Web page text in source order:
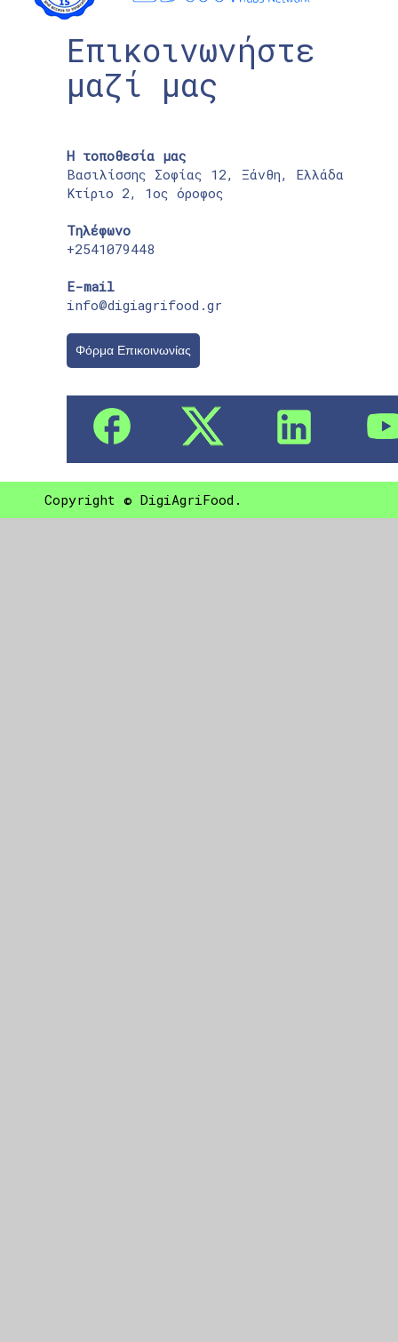
Επικοινωνήστε
μαζί μας
Η τοποθεσία μας
Βασιλίσσης Σοφίας 12, Ξάνθη, Ελλάδα
Κτίριο 2, 1ος όροφος
Τηλέφωνο
+2541079448
E-mail
info@digiagrifood.gr
Φόρμα Επικοινωνίας
Copyright © DigiAgriFood.